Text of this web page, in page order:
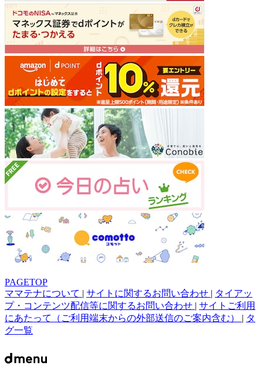
PAGETOP
ママテナについて | サイトに関するお問い合わせ | タイアッ
プ・コンテンツ配信等に関するお問い合わせ | サイトご利用
にあたって（ご利用端末からの外部送信のご案内含む） | タ
グ一覧